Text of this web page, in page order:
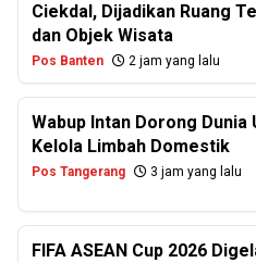
Ciekdal, Dijadikan Ruang
dan Objek Wisata
Pos Banten 2 jam yang lalu
Wabup Intan Dorong Dunia
Kelola Limbah Domestik
Pos Tangerang 3 jam yang lalu
FIFA ASEAN Cup 2026